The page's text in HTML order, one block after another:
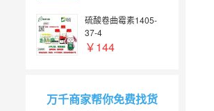
硫酸卷曲霉素1405-
37-4
￥144
万千商家帮你免费找货